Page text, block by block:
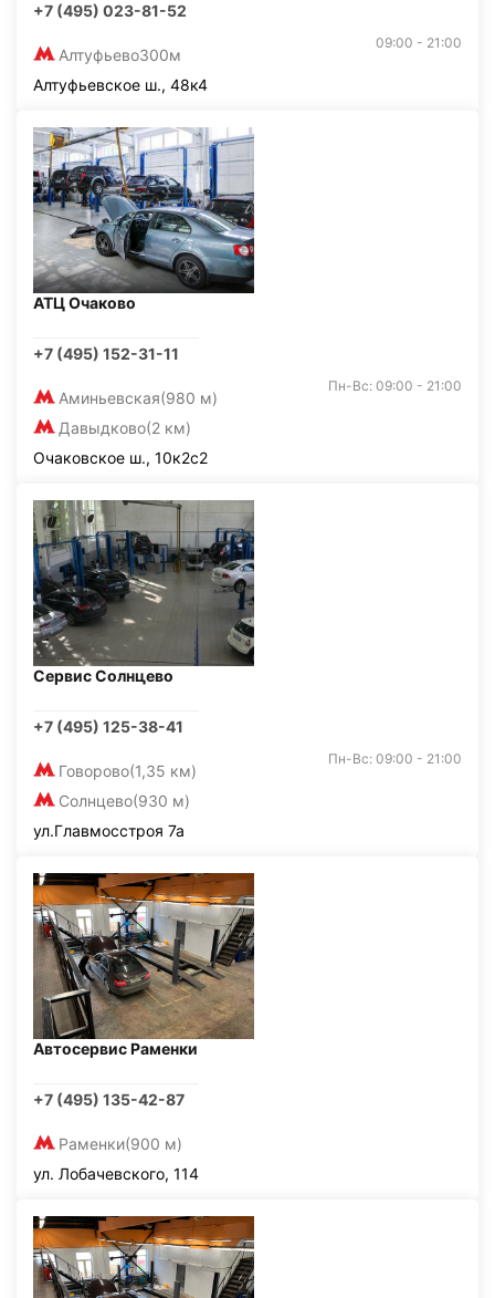
+7 (495) 023-81-52
Алтуфьево300м
09:00 - 21:00
Алтуфьевское ш., 48к4
АТЦ Очаково
+7 (495) 152-31-11
Аминьевская(980 м)
Давыдково(2 км)
Пн-Вс: 09:00 - 21:00
Очаковское ш., 10к2с2
Сервис Солнцево
+7 (495) 125-38-41
Говорово(1,35 км)
Солнцево(930 м)
Пн-Вс: 09:00 - 21:00
ул.Главмосстроя 7а
Автосервис Раменки
+7 (495) 135-42-87
Раменки(900 м)
ул. Лобачевского, 114